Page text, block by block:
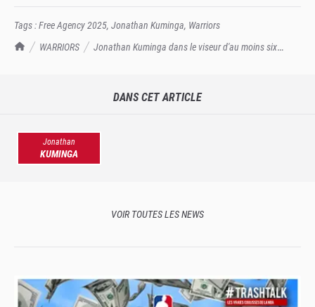
TrashTalk Actu NBA
WARRIORS
Jonathan Kuminga dans le viseur d'au moins six
Tags :Free Agency 2025, Jonathan Kuminga, Warriors
DANS CET ARTICLE
Jonathan
KUMINGA
VOIR TOUTES LES NEWS